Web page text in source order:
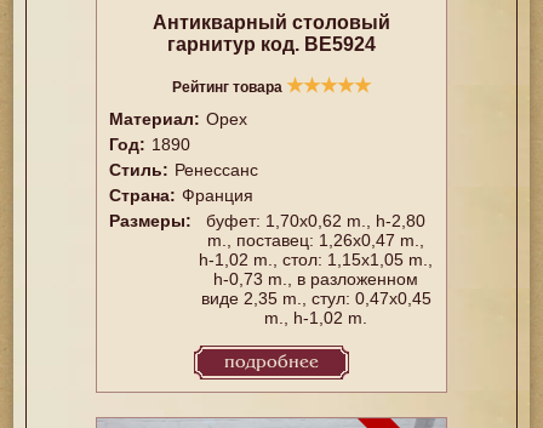
Антикварный столовый
гарнитур код. BE5924
Рейтинг товара ★★★★★
Материал: Орех
Год: 1890
Стиль: Ренессанс
Страна: Франция
Размеры:
буфет: 1,70x0,62 m., h-2,80
m., поставец: 1,26x0,47 m.,
h-1,02 m., стол: 1,15x1,05 m.,
h-0,73 m., в разложенном
виде 2,35 m., стул: 0,47x0,45
m., h-1,02 m.
подробнее